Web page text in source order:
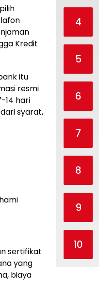
Kredit
itu
resmi
14 hari
syarat,
sertifikat
yang
biaya
4
5
6
7
8
9
10